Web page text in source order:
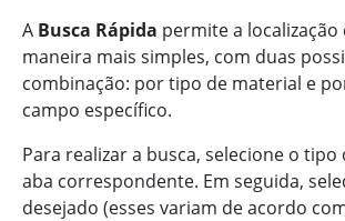
A Busca Rápida permite a
maneira mais simples, com duas
combinação: por tipo de material e
campo específico.
Para realizar a busca, selecione o
aba correspondente. Em seguida,
desejado (esses variam de acordo